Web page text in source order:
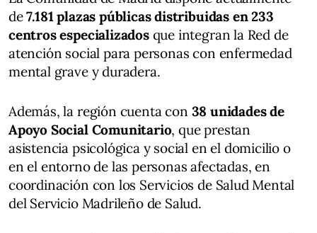
de7.181 plazas públicas distribuidas en 233
centros especializadosque integran la Red de
atención social para personas con enfermedad
mental grave y duradera.
Además, la región cuenta con 38 unidades de
Apoyo Social Comunitario, que prestan
asistencia psicológica y social en el domicilio o
en el entorno de las personas afectadas, en
coordinación con los Servicios de Salud Mental
del Servicio Madrileño de Salud.